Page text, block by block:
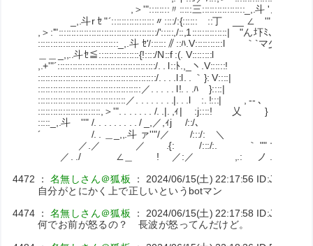
,＞'"::::::::〃:::::三:::::::::::::::::_,.斗 'ノ｀ヽ ´
_,.斗r ｾ "´:::::::::::::::::〃::::/:{::::::￣::丁 __ ∠ '" ＼
,＞:'":::::::::::::::::::::::::::::::::::::::/':::::,/::,1::::::::::::::| "ん圷ﾐ､ ＼
::::::::::::::::::::::::::::::::_,.斗 ｾ'/::::::∥::ﾊ.V:::::::::::l ｀`マ少㌦ ｢
＿＿_,,..斗ｾ≦::::::::::::::::{!::::/N::f :(. V::::::::l V
,.+'"´:::::::::::::::::::::::::::::::::::::::/. . l::ﾄ.,_ヽ.V::::::!
:::::::::::::::::::::::::::::::::::::::::::::::/. . . .l:l. . ｀}: V::::|
:::::::::::::::::::::::::::::::::::::::::／. . . . . l!. . .ﾊ }::::| 〉
:::::::::::::::::::::::::::::::::::／. . . . . . . .|. . .l :. !:::| , -- ､ ´
:::::::::::::::::::::::::,＞'". . . . . . . /. .|. ,ｨ| :j::::! 乂 }
:::::_,.斗 ''" /. . . . . . . . . / _,／,ｨj /::/､ ￣ /
´ /. . ＿_,,.斗 ァ''"/／ /:::/: ＼ ,.｡＜.ヽ
／.／ ／ .{: /:::/:. ｀ "" マ ￣v
／. ./ ∠＿ ! ／:／ ,.: ノ .V _ V .|..
4472 ：名無しさん＠狐板 ：2024/06/15(土) 22:17:56
ID:JorzIZwB
自分がとにかく上で正しいというbotマン
4474 ：名無しさん＠狐板 ： 2024/06/15(土) 22:17:58
何でお前が怒るの？ 長波が怒ってんだけど。